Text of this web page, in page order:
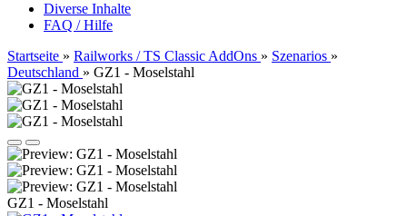
Diverse Inhalte
FAQ / Hilfe
Startseite » Railworks / TS Classic AddOns » Szenarios »
Deutschland » GZ1 - Moselstahl
GZ1 - Moselstahl